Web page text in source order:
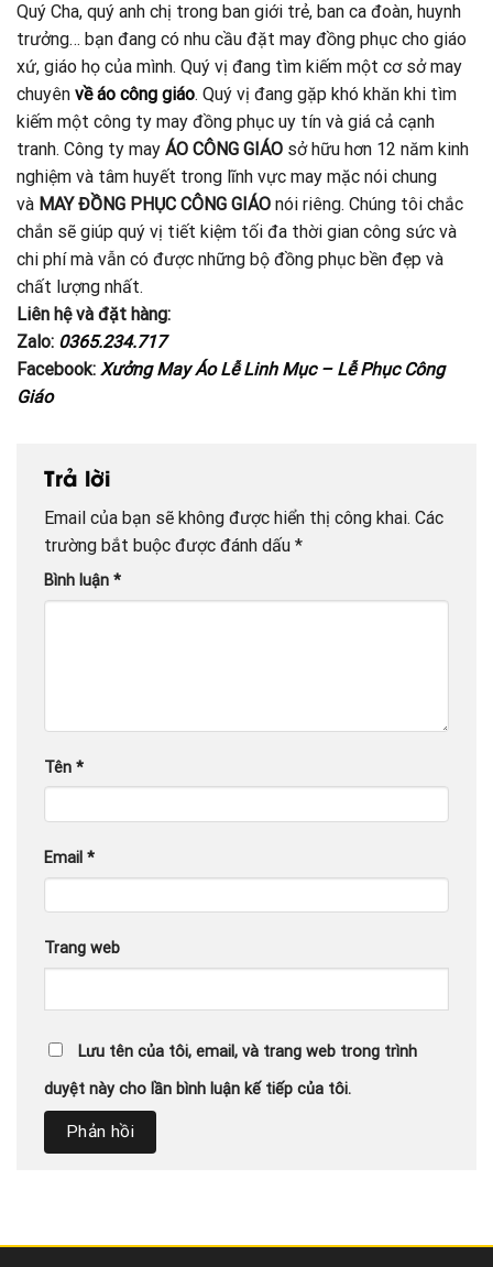
Quý Cha, quý anh chị trong ban giới trẻ, ban ca đoàn, huynh
trưởng… bạn đang có nhu cầu đặt may đồng phục cho giáo
xứ, giáo họ của mình. Quý vị đang tìm kiếm một cơ sở may
chuyên về áo công giáo. Quý vị đang gặp khó khăn khi tìm
kiếm một công ty may đồng phục uy tín và giá cả cạnh
tranh. Công ty may ÁO CÔNG GIÁO sở hữu hơn 12 năm kinh
nghiệm và tâm huyết trong lĩnh vực may mặc nói chung
và MAY ĐỒNG PHỤC CÔNG GIÁO nói riêng. Chúng tôi chắc
chắn sẽ giúp quý vị tiết kiệm tối đa thời gian công sức và
chi phí mà vẫn có được những bộ đồng phục bền đẹp và
chất lượng nhất.
Liên hệ và đặt hàng:
Zalo: 0365.234.717
Facebook: Xưởng May Áo Lễ Linh Mục – Lễ Phục Công
Giáo
Trả lời
Email của bạn sẽ không được hiển thị công khai. Các
trường bắt buộc được đánh dấu *
Bình luận *
Tên *
Email *
Trang web
Lưu tên của tôi, email, và trang web trong trình
duyệt này cho lần bình luận kế tiếp của tôi.